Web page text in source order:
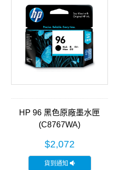
HP 96 黑色原廠墨水匣
(C8767WA)
$2,072
貨到通知